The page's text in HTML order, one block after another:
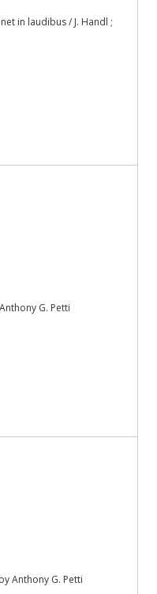
in laudibus / J. Handl ;
G. Petti
Anthony G. Petti